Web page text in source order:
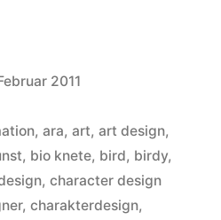
2011
, ara, art, art design,
, bio knete, bird, birdy,
, character design
, charakterdesign,